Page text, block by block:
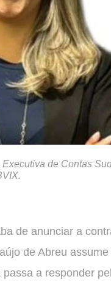
de Contas
de anunciar a
de Abreu
a responder